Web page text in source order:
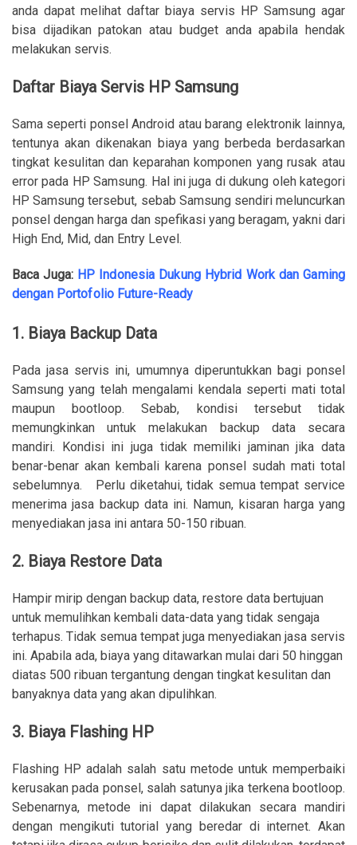
anda dapat melihat daftar biaya servis HP Samsung agar
bisa dijadikan patokan atau budget anda apabila hendak
melakukan servis.
Daftar Biaya Servis HP Samsung
Sama seperti ponsel Android atau barang elektronik lainnya,
tentunya akan dikenakan biaya yang berbeda berdasarkan
tingkat kesulitan dan keparahan komponen yang rusak atau
error pada HP Samsung. Hal ini juga di dukung oleh kategori
HP Samsung tersebut, sebab Samsung sendiri meluncurkan
ponsel dengan harga dan spefikasi yang beragam, yakni dari
High End, Mid, dan Entry Level.
Baca Juga: HP Indonesia Dukung Hybrid Work dan Gaming
dengan Portofolio Future-Ready
1. Biaya Backup Data
Pada jasa servis ini, umumnya diperuntukkan bagi ponsel
Samsung yang telah mengalami kendala seperti mati total
maupun bootloop. Sebab, kondisi tersebut tidak
memungkinkan untuk melakukan backup data secara
mandiri. Kondisi ini juga tidak memiliki jaminan jika data
benar-benar akan kembali karena ponsel sudah mati total
sebelumnya. Perlu diketahui, tidak semua tempat service
menerima jasa backup data ini. Namun, kisaran harga yang
menyediakan jasa ini antara 50-150 ribuan.
2. Biaya Restore Data
Hampir mirip dengan backup data, restore data bertujuan
untuk memulihkan kembali data-data yang tidak sengaja
terhapus. Tidak semua tempat juga menyediakan jasa servis
ini. Apabila ada, biaya yang ditawarkan mulai dari 50 hinggan
diatas 500 ribuan tergantung dengan tingkat kesulitan dan
banyaknya data yang akan dipulihkan.
3. Biaya Flashing HP
Flashing HP adalah salah satu metode untuk memperbaiki
kerusakan pada ponsel, salah satunya jika terkena bootloop.
Sebenarnya, metode ini dapat dilakukan secara mandiri
dengan mengikuti tutorial yang beredar di internet. Akan